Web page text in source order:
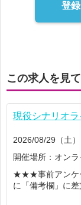
登
この求人を見
現役シナリオ
2026/08/29（土
開催場所：オンラ
★★★事前アンケ
に「備考欄」に差